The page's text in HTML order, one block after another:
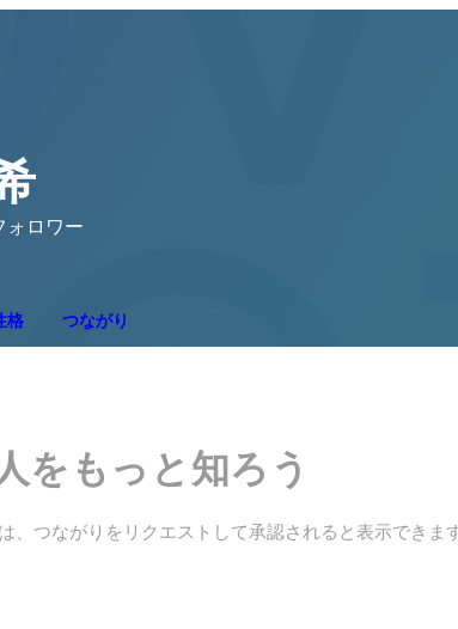
ォロワー
格 つながり
をもっと知ろう
、つながりをリクエストして承認されると表示できま